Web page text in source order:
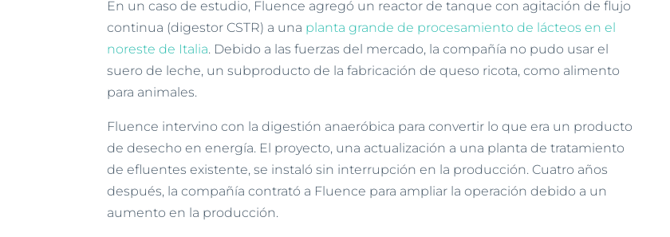
En un caso de estudio, Fluence agregó un reactor de tanque con agitación de flujo
continua (digestor CSTR) a una planta grande de procesamiento de lácteos en el
noreste de Italia. Debido a las fuerzas del mercado, la compañía no pudo usar el
suero de leche, un subproducto de la fabricación de queso ricota, como alimento
para animales.
Fluence intervino con la digestión anaeróbica para convertir lo que era un producto
de desecho en energía. El proyecto, una actualización a una planta de tratamiento
de efluentes existente, se instaló sin interrupción en la producción. Cuatro años
después, la compañía contrató a Fluence para ampliar la operación debido a un
aumento en la producción.